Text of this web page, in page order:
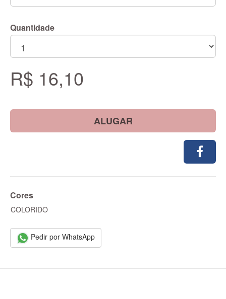
Quantidade
R$ 16,10
ALUGAR
Cores
COLORIDO
Pedir por WhatsApp